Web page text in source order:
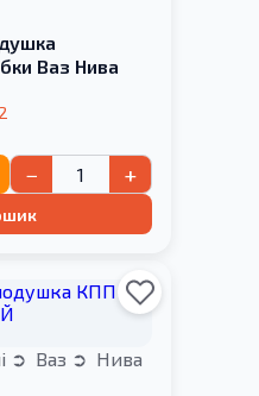
Ваз Нива
− +
Ваз
Нива